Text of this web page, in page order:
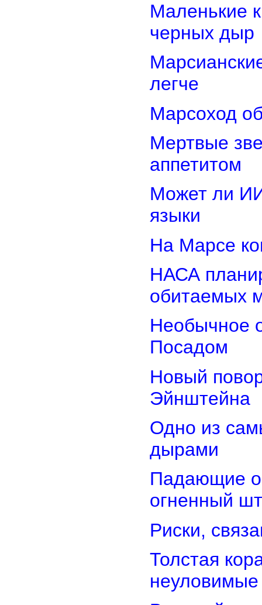
Маленькие
черных дыр
легче
Марсоход
Мертвые
аппетитом
Может ли
языки
На Марсе
НАСА
обитаемых
Необычное
Посадом
Новый
Эйнштейна
Одно из
дырами
Падающие
огненный
Риски,
Толстая